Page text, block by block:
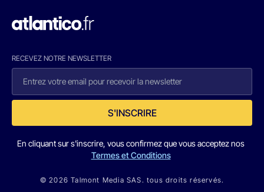
RECEVEZ NOTRE NEWSLETTER
S'INSCRIRE
En cliquant sur s'inscrire, vous confirmez que vous acceptez nos
Termes et Conditions
© 2026 Talmont Media SAS. tous droits réservés.